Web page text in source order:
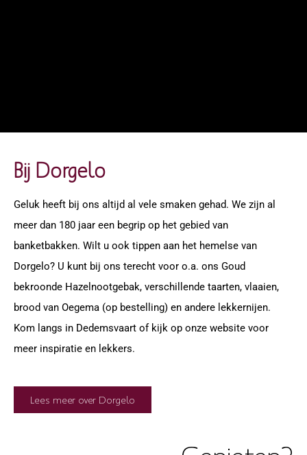
Bij Dorgelo
Geluk heeft bij ons altijd al vele smaken gehad. We zijn al
meer dan 180 jaar een begrip op het gebied van
banketbakken. Wilt u ook tippen aan het hemelse van
Dorgelo? U kunt bij ons terecht voor o.a. ons Goud
bekroonde Hazelnootgebak, verschillende taarten, vlaaien,
brood van Oegema (op bestelling) en andere lekkernijen.
Kom langs in Dedemsvaart of kijk op onze website voor
meer inspiratie en lekkers.
Lees meer over Dorgelo